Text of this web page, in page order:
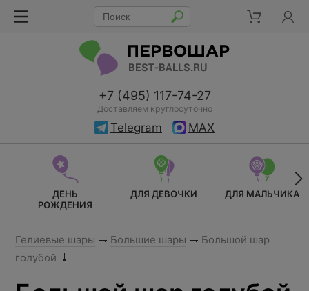
+7 (495) 117-74-27
Доставляем круглосуточно
Telegram MAX
ДЕНЬ
РОЖДЕНИЯ
ДЛЯ ДЕВОЧКИ ДЛЯ МАЛЬЧИКА
Гелиевые шары Большие шары
Большой шар
голубой